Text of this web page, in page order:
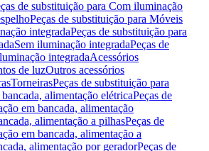
de substituição para Com iluminação
Peças de substituição para Móveis
integradaPeças de substituição para
Sem iluminação integradaPeças de
integradaAcessórios
de luzOutros acessórios
TorneirasPeças de substituição para
alimentação elétricaPeças de
em bancada, alimentação
alimentação a pilhasPeças de
em bancada, alimentação a
alimentação por geradorPeças de